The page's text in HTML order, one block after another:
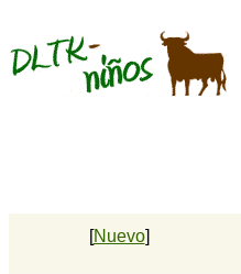
[Nuevo]